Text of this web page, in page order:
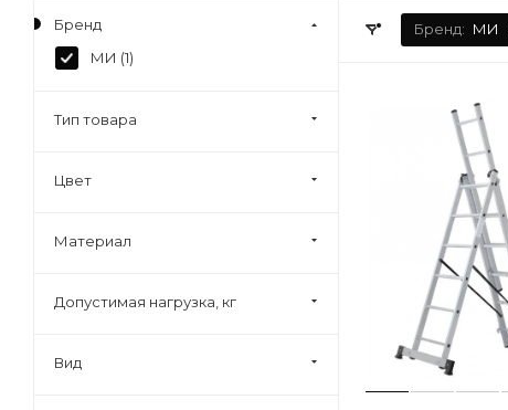
Бренд: МИ
Бренд
МИ (1)
Тип товара
Цвет
Материал
Допустимая нагрузка, кг
Вид